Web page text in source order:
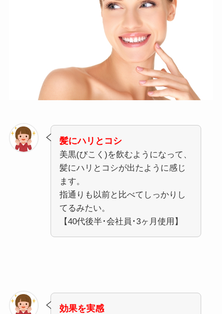
髪にハリとコシ
美黒(びこく)を飲むようになって、
髪にハリとコシが出たように感じ
ます。
指通りも以前と比べてしっかりし
てるみたい。
【40代後半･会社員･3ヶ月使用】
効果を実感